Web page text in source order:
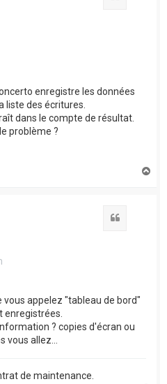
enregistre les données
liste des écritures.
dans le compte de résultat.
problème ?
appelez "tableau de bord"
enregistrées.
? copies d'écran ou
allez...
de maintenance.